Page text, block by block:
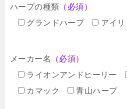
ハープの種類 （必須）
グランドハープ
アイ
メーカー名
（必須）
ライオンアンドヒーリー
カマック
青山ハープ